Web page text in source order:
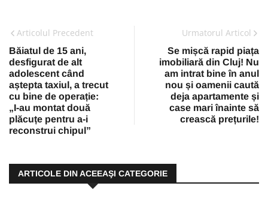
Articolul Precedent
Băiatul de 15 ani,
desfigurat de alt
adolescent când
aștepta taxiul, a trecut
cu bine de operație:
„I-au montat două
plăcuțe pentru a-i
reconstrui chipul”
Urmatorul Articol
Se mișcă rapid piața
imobiliară din Cluj! Nu
am intrat bine în anul
nou și oamenii caută
deja apartamente și
case mari înainte să
crească prețurile!
ARTICOLE DIN ACEEAŞI CATEGORIE